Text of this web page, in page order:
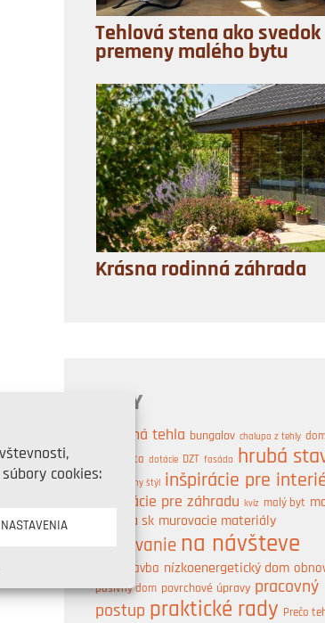
cookies:
NASTAVENIA
Tehlová stena ako svedok
premeny malého bytu
Krásna rodinná záhrada
TAGY
brúsená tehla bungalov chalupa z tehly
architekta dotácie DZT fasáda hrubá
industriálny štýl inšpirácie pre
inšpirácie pre záhradu kvíz malý byt
strecha sk murovacie materiály
murovanie na návšteve
novostavba nízkoenergetický dom
pasívny dom povrchové úpravy pracovný
postup praktické rady Prečo